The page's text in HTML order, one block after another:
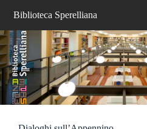
Biblioteca Sperelliana